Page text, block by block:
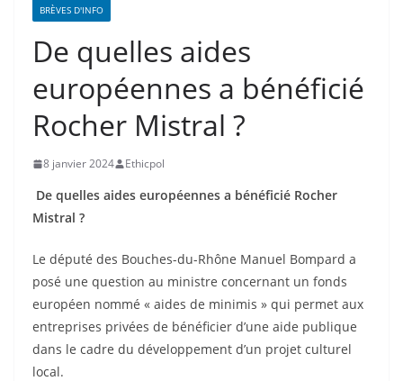
BRÈVES D'INFO
De quelles aides
européennes a bénéficié
Rocher Mistral ?
8 janvier 2024 Ethicpol
De quelles aides européennes a bénéficié Rocher
Mistral ?
Le député des Bouches-du-Rhône Manuel Bompard a
posé une question au ministre concernant un fonds
européen nommé « aides de minimis » qui permet aux
entreprises privées de bénéficier d’une aide publique
dans le cadre du développement d’un projet culturel
local.